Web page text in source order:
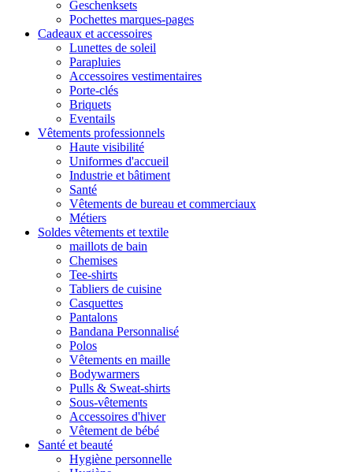
Geschenksets
Pochettes marques-pages
Cadeaux et accessoires
Lunettes de soleil
Parapluies
Accessoires vestimentaires
Porte-clés
Briquets
Eventails
Vêtements professionnels
Haute visibilité
Uniformes d'accueil
Industrie et bâtiment
Santé
Vêtements de bureau et commerciaux
Métiers
Soldes vêtements et textile
maillots de bain
Chemises
Tee-shirts
Tabliers de cuisine
Casquettes
Pantalons
Bandana Personnalisé
Polos
Vêtements en maille
Bodywarmers
Pulls & Sweat-shirts
Sous-vêtements
Accessoires d'hiver
Vêtement de bébé
Santé et beauté
Hygiène personnelle